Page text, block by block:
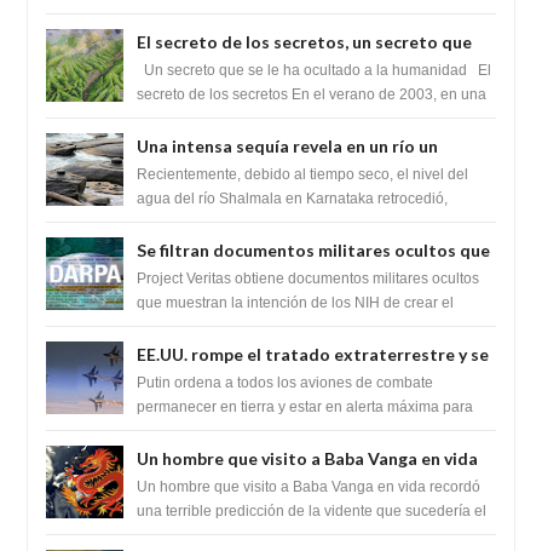
El secreto de los secretos, un secreto que
cambiaría por completo el destino de la
humanidad
Un secreto que se le ha ocultado a la humanidad El
secreto de los secretos En el verano de 2003, en una
Una intensa sequía revela en un río un
impresionante hallazgo de miles de Shiva
Lingas
Recientemente, debido al tiempo seco, el nivel del
agua del río Shalmala en Karnataka retrocedió,
Se filtran documentos militares ocultos que
muestran la intención de los NIH de crear el
SARS-CoV-2, utilizando la investigación de
Project Veritas obtiene documentos militares ocultos
que muestran la intención de los NIH de crear el
EE.UU. rompe el tratado extraterrestre y se
prepara para destruir el misterioso satélite
"Caballero Negro"
Putin ordena a todos los aviones de combate
permanecer en tierra y estar en alerta máxima para
Un hombre que visito a Baba Vanga en vida
recordó la terrible predicción de la vidente
para febrero de 2022.
Un hombre que visito a Baba Vanga en vida recordó
una terrible predicción de la vidente que sucedería el